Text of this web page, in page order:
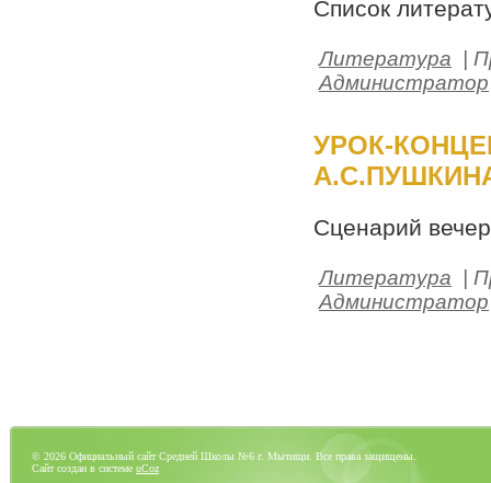
Список
Литература
|
Администратор
УРОК-
Сценарий
Литература
|
Администратор
© 2026 Официальный сайт Средней Школы №6 г. Мытищи. Все права защищены.
Сайт создан в системе uCoz